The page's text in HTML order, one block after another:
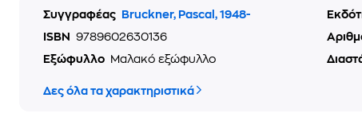
Συγγραφέας Bruckner, Pascal, 1948-
ISBN
9789602630136
Εξώφυλλο
Μαλακό εξώφυλλο
Δες όλα τα χαρακτηριστικά